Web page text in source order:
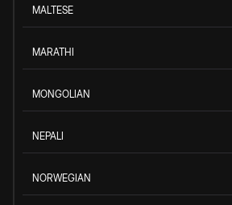
MALTESE
MARATHI
MONGOLIAN
NEPALI
NORWEGIAN